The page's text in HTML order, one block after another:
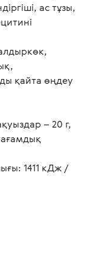
ас тұзы,
қайта өңдеу
– 20 г,
1411 кДж /